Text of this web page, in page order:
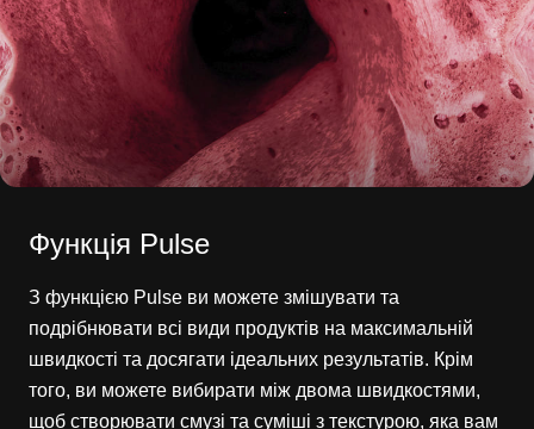
Функція Pulse
З функцією Pulse ви можете змішувати та
подрібнювати всі види продуктів на максимальній
швидкості та досягати ідеальних результатів. Крім
того, ви можете вибирати між двома швидкостями,
щоб створювати смузі та суміші з текстурою, яка вам